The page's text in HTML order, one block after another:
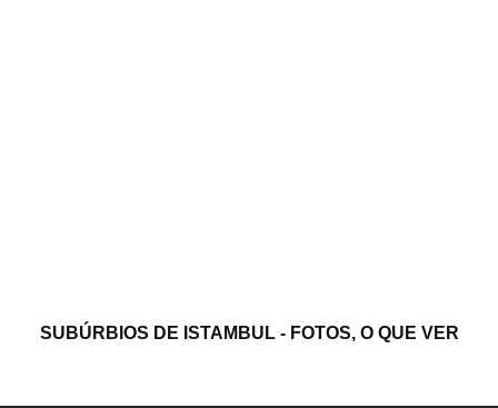
SUBÚRBIOS DE ISTAMBUL - FOTOS, O QUE VER